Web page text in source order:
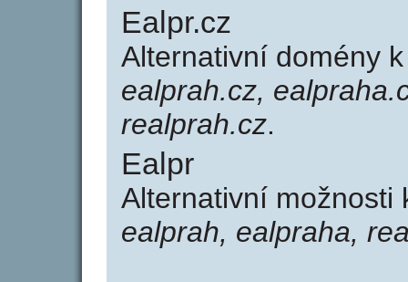
Ealpr.cz
Alternativní domény
ealprah.cz,
realprah.cz.
Ealpr
Alternativní
ealprah, ealpraha,